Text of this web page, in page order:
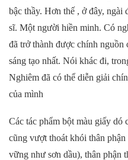
bậc thầy. Hơn thế , ở đây, ngài
sĩ. Một người hiền minh. Có
đã trở thành được chính nguồn
sáng tạo nhất. Nói khác đi,
Nghiêm đã có thể diễn giải
của mình
Các tác phẩm bột màu giấy
cũng vượt thoát khói thân
vững như sơn dầu), thân phận